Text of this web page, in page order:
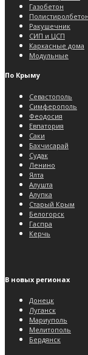
Газобетон
Полистиролбетон
Ракушечник
СИП и ЦСП
Каркасные дома
Модульные
По Крыму
Севастополь
Симферополь
Феодосия
Евпатория
Саки
Бахчисарай
Судак
Ленино
Ялта
Алушта
Алупка
Старый Крым
Белогорск
Гаспра
Керчь
В новых регионах
Донецк
Луганск
Мариуполь
Мелитополь
Бердянск